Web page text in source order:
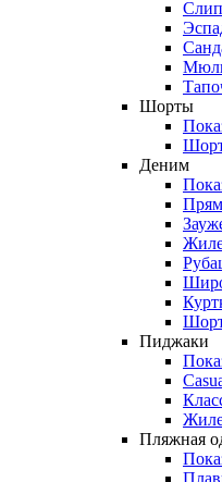
Шорты
Деним
Пиджаки
Пляжная